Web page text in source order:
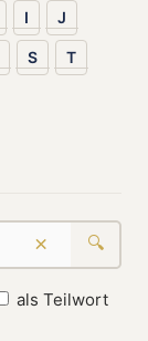
I J
S T
× 🔍
als Teilwort